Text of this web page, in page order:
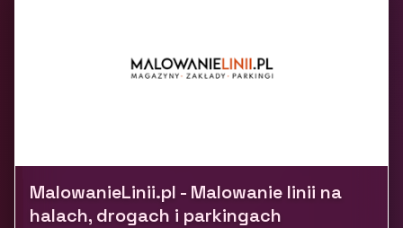
MalowanieLinii.pl - Malowanie linii na
halach, drogach i parkingach